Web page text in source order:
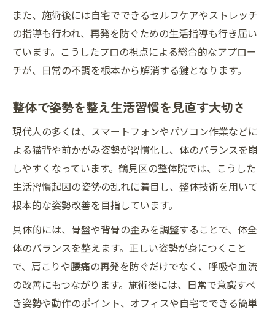
ボキボキ系整体とプロ施術の違いを解説
整体のボキボキ施術とプロの根本改善技術
の違い
整体プロが語る安全な施術選びの基準
は
整体のボキボキ系と手技療法の違いと注意
点
整体の選び方で重視すべきプロの視点
また、施術後には自宅でできるセルフケアやストレッチ
の指導も行われ、再発を防ぐための生活指導も行き届い
ています。こうしたプロの視点による総合的なアプロー
チが、日常の不調を根本から解消する鍵となります。
整体で姿勢を整え生活習慣を見直す大切さ
現代人の多くは、スマートフォンやパソコン作業などに
よる猫背や前かがみ姿勢が習慣化し、体のバランスを崩
しやすくなっています。鶴見区の整体院では、こうした
生活習慣起因の姿勢の乱れに着目し、整体技術を用いて
根本的な姿勢改善を目指しています。
具体的には、骨盤や背骨の歪みを調整することで、体全
体のバランスを整えます。正しい姿勢が身につくこと
で、肩こりや腰痛の再発を防ぐだけでなく、呼吸や血流
の改善にもつながります。施術後には、日常で意識すべ
き姿勢や動作のポイント、オフィスや自宅でできる簡単